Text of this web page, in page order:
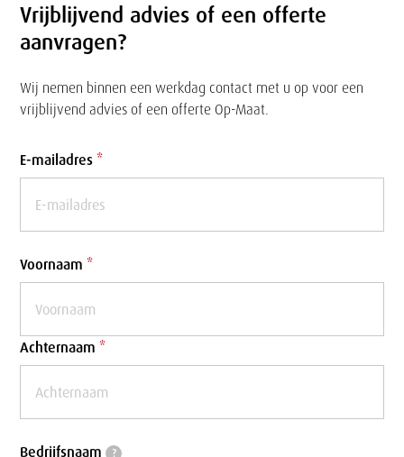
Vrijblijvend advies of een offerte
aanvragen?
Wij nemen binnen een werkdag contact met u op voor een
vrijblijvend advies of een offerte Op-Maat.
Formulier
E-mailadres *
Voornaam *
Achternaam *
Bedrijfsnaam ?